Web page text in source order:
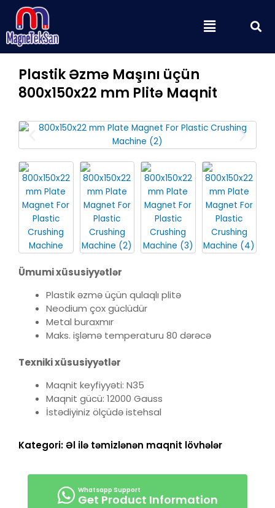
content
Menu
Plastik Əzmə Maşını üçün
800x150x22 mm Plitə Maqnit
Ümumi xüsusiyyətlər
Plastik əzmə üçün qulaqlı plitə
Neodium çox güclüdür
Metal buraxmır
Maks. işləmə temperaturu 80 dərəcə
Texniki xüsusiyyətlər
Maqnit keyfiyyəti: N35
Maqnit gücü: 12000 Gauss
İstədiyiniz ölçüdə istehsal
Kategori:Əl ilə təmizlənən maqnit lövhələr
Get Product Information